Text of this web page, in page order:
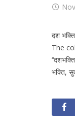
दश भक्ति
The
भक्ति,